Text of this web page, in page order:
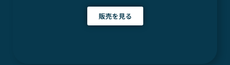
販売を見る